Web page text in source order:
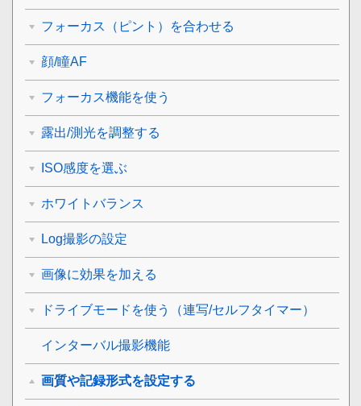
フォーカス（ピント）を合わせる
顔/瞳AF
フォーカス機能を使う
露出/測光を調整する
ISO感度を選ぶ
ホワイトバランス
Log撮影の設定
画像に効果を加える
ドライブモードを使う（連写/セルフタイマー）
インターバル撮影機能
画質や記録形式を設定する